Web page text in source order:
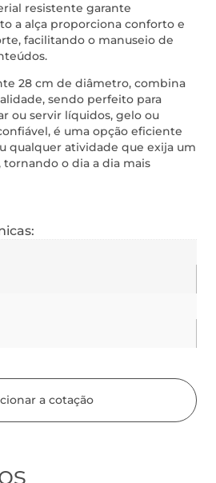
resistente garante
a alça proporciona conforto e
facilitando o manuseio de
28 cm de diâmetro, combina
sendo perfeito para
ou servir líquidos, gelo ou
é uma opção eficiente
qualquer atividade que exija um
o dia a dia mais
a cotação